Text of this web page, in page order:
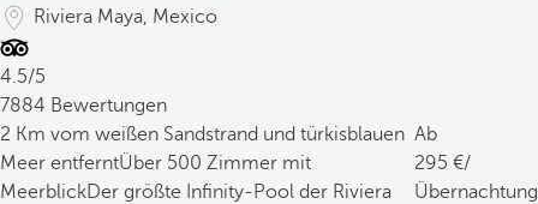
Riviera Maya, Mexico
4.5/5
7884 Bewertungen
2 Km vom weißen Sandstrand und türkisblauen
Meer entferntÜber 500 Zimmer mit
MeerblickDer größte Infinity-Pool der Riviera
Ab
295
/
Übernachtung